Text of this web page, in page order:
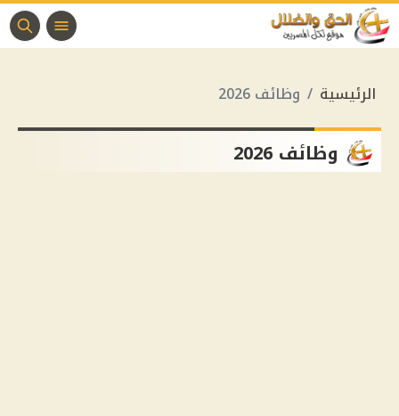
الرئيسية وظائف 2026
وظائف 2026